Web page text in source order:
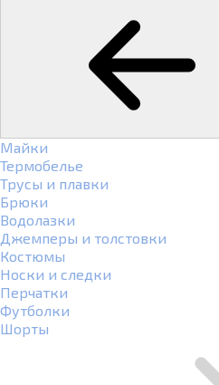
Майки
Термобелье
Трусы и плавки
Брюки
Водолазки
Джемперы и толстовки
Костюмы
Носки и следки
Перчатки
Футболки
Шорты